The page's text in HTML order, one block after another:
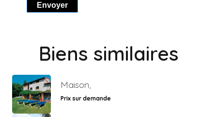
Envoyer
Biens similaires
Maison,
Prix sur demande